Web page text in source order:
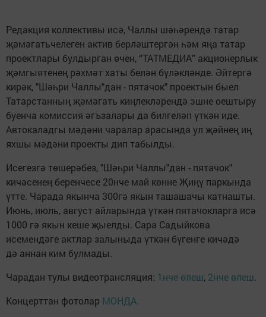
Редакция коллективы исә, Чаллы шәһәрендә татар
җәмәгатьчелеген актив берләштергән һәм яңа татар
проектлары булдырган өчен, “ТАТМЕДИА” акционерлык
җәмгыятенең рәхмәт хаты белән бүләкләнде. Әйтергә
кирәк, "Шәһри Чаллы"дан - пятачок" проектын быел
Татарстанның җәмәгать киңлекләрендә эшне оештыру
буенча комиссия әгъзалары да билгеләп үткән иде.
Автокаладгы мәдәни чаралар арасында ул җәйнең иң
яхшы мәдәни проекты дип табылды.
Исегезгә төшерәбез, "Шәһри Чаллы"дан - пятачок"
кичәсенең беренчесе 20нче май көнне Җиңү паркында
үтте. Чарада якынча 300гә якын ташашачы катнашты.
Июнь, июль, август айларында үткән пятачокларга исә
1000 гә якын кеше җыелды. Сара Садыйкова
исемендәге актлар залыныда үткән бүгенге кичәдә
дә аннан ким булмады.
Чарадан тулы видеотрансляция: 1нче өлеш, 2нче өлеш.
Концерттан фотолар МОНДА.